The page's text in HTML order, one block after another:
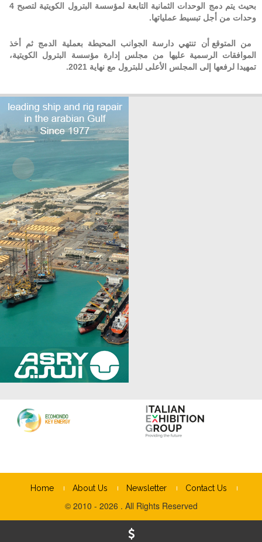
بحيث يتم دمج الوحدات الثمانية التابعة لمؤسسة البترول الكويتية لتصبح 4
وحدات من أجل تبسيط عملياتها.
من المتوقع أن تنتهي دارسة الجوانب المحيطة بعملية الدمج ثم أخذ
الموافقات الرسمية عليها من مجلس إدارة مؤسسة البترول الكويتية،
تمهيدا لرفعها إلى المجلس الأعلى للبترول مع نهاية 2021.
Home About Us Newsletter Contact Us
© 2010 - 2026 . All Rights Reserved